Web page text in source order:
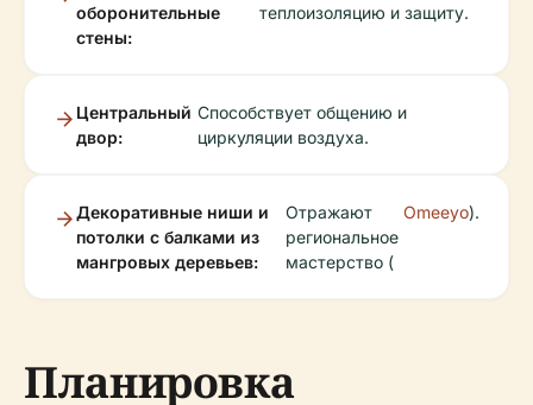
оборонительные
стены:
теплоизоляцию и защиту.
Центральный
двор:
Способствует общению и
циркуляции воздуха.
Декоративные ниши и
потолки с балками из
мангровых деревьев:
Отражают
региональное
мастерство (
Omeeyo).
Планировка